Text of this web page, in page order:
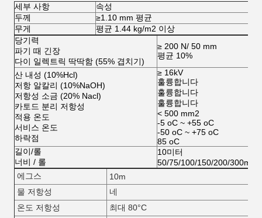
세부 사항
속성
두께
≥1.10 mm 평균
무게
평균 1.44 kg/m2 이상
당기력
파기 때 긴장
다이 일렉트릭 딱딱함 (55% 겹치기)
≥ 200 N/ 50 mm
평균 10%
산 내성 (10%Hcl)
저항 알칼리 (10%NaOH)
저항성 소금 (20% Nacl)
카토드 분리 저항성
적용 온도
서비스 온도
하락점
≥ 16kV
훌륭합니다
훌륭합니다
훌륭합니다
< 500 mm2
-5 oC ~ +55 oC
-50 oC ~ +75 oC
85 oC
길이/롤
너비 / 롤
10미터
50/75/100/150/200/300mm
에그스
10m
물 저항성
네
온도 저항성
최대 80°C